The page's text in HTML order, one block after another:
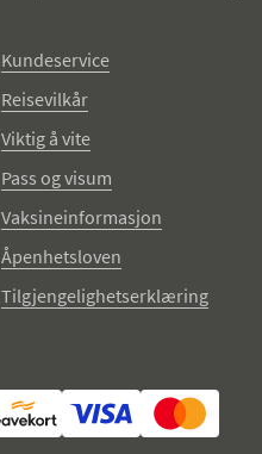
Kundeservice
Reisevilkår
Viktig å vite
Pass og visum
Vaksineinformasjon
Åpenhetsloven
Tilgjengelighetserklæring